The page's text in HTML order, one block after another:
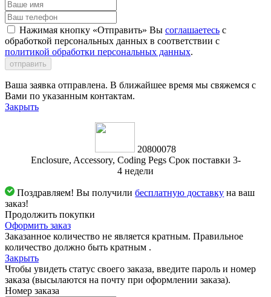
Нажимая кнопку «Отправить» Вы соглашаетесь с
обработкой персональных данных в соответствии с
политикой обработки персональных данных.
отправить
Ваша заявка отправлена. В ближайшее время мы свяжемся с
Вами по указанным контактам.
Закрыть
20800078
Enclosure, Accessory, Coding Pegs Срок поставки 3-
4 недели
Поздравляем! Вы получилибесплатную доставку на ваш
заказ!
Продолжить покупки
Оформить заказ
Заказанное количество не является кратным. Правильное
количество должно быть кратным .
Закрыть
Чтобы увидеть статус своего заказа, введите пароль и номер
заказа (высылаются на почту при оформлении заказа).
Номер заказа